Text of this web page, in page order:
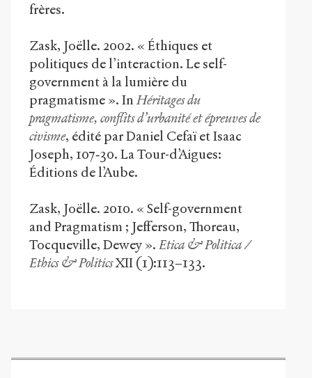
frères.
Zask, Joëlle. 2002. « Éthiques et
politiques de l’interaction. Le self-
government à la lumière du
pragmatisme ». InHéritages du
pragmatisme, conflits d’urbanité et épreuves de
civisme, édité par Daniel Cefaï et Isaac
Joseph, 107‑30. La Tour-d’Aigues:
Éditions de l’Aube.
Zask, Joëlle. 2010. « Self-government
and Pragmatism ; Jefferson, Thoreau,
Tocqueville, Dewey ».Etica & Politica /
Ethics & PoliticsXII (1):113−133.